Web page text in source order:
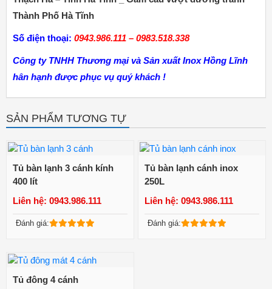
Thành Phố Hà Tĩnh
Số điện thoại: 0943.986.111 – 0983.518.338
Công ty TNHH Thương mại và Sản xuất Inox Hồng Lĩnh
hân hạnh được phục vụ quý khách !
SẢN PHẨM TƯƠNG TỰ
Xem chi tiết
Tủ bàn lạnh 3 cánh kính
400 lít
Liên hệ: 0943.986.111
Đánh giá:
Xem chi tiết
Tủ bàn lạnh cánh inox
250L
Liên hệ: 0943.986.111
Đánh giá:
Tủ đông 4 cánh